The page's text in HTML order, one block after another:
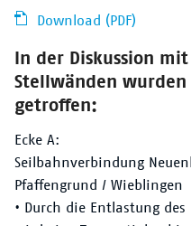
Download (PDF)
In der Diskussion
Stellwänden wurden
getroffen:
Ecke A:
Seilbahnverbindung
Pfaffengrund / Wieblingen
• Durch die Entlastung